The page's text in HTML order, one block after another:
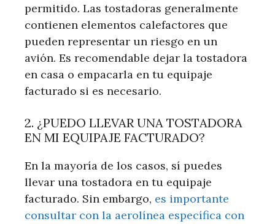
permitido. Las tostadoras generalmente
contienen elementos calefactores que
pueden representar un riesgo en un
avión. Es recomendable dejar la tostadora
en casa o empacarla en tu equipaje
facturado si es necesario.
2. ¿PUEDO LLEVAR UNA TOSTADORA
EN MI EQUIPAJE FACTURADO?
En la mayoría de los casos, sí puedes
llevar una tostadora en tu equipaje
facturado. Sin embargo, es importante
consultar con la aerolínea específica con